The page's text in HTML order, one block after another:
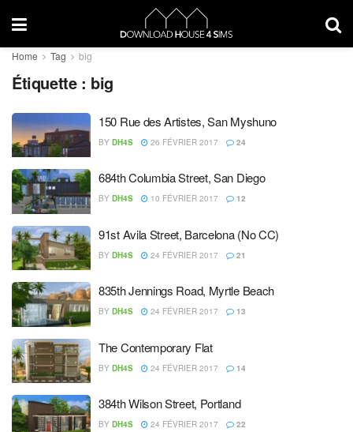
Home Tag big
Étiquette : big
150 Rue des Artistes, San Myshuno
BY DH4S 26 FÉVRIER 2017 24
684th Columbia Street, San Diego
BY DH4S 10 FÉVRIER 2017 12
91st Avila Street, Barcelona (No CC)
BY DH4S 24 FÉVRIER 2017 21
835th Jennings Road, Myrtle Beach
BY DH4S 24 FÉVRIER 2017 13
The Contemporary Flat
BY DH4S 24 FÉVRIER 2017 14
384th Wilson Street, Portland
BY DH4S 24 FÉVRIER 2017 22